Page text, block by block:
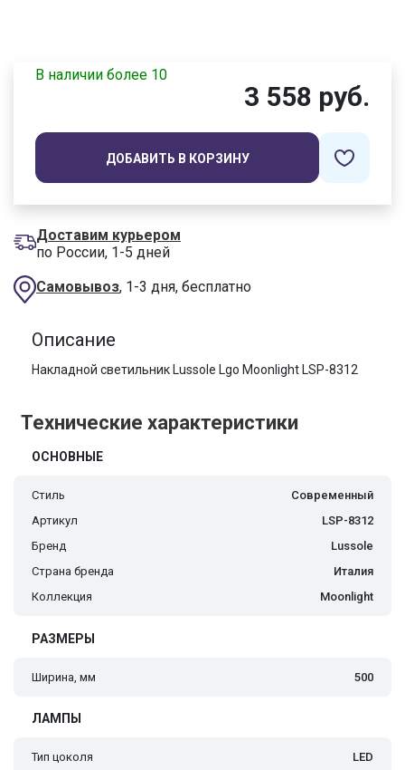
В наличии более 10
3 558 руб.
ДОБАВИТЬ В КОРЗИНУ
Доставим курьером
по России, 1-5 дней
Самовывоз, 1-3 дня, бесплатно
Описание
Накладной светильник Lussole Lgo Moonlight LSP-8312
Технические характеристики
ОСНОВНЫЕ
Стиль
Современный
Артикул
LSP-8312
Бренд
Lussole
Страна бренда
Италия
Коллекция
Moonlight
РАЗМЕРЫ
Ширина, мм 500
ЛАМПЫ
Тип цоколя
LED